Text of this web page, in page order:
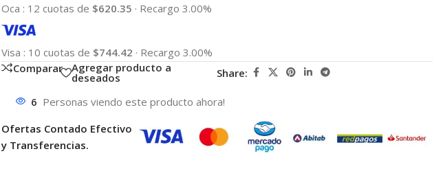
Oca : 12 cuotas de $620.35 · Recargo 3.00%
Visa : 10 cuotas de $744.42 · Recargo 3.00%
Comparar
Agregar producto a
deseados Share:
6 Personas viendo este producto ahora!
Ofertas Contado Efectivo
y Transferencias.